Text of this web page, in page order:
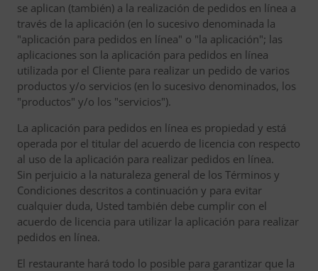
se aplican (también) a la realización de pedidos en línea a
través de la aplicación (en lo sucesivo denominada la
"aplicación para pedidos en línea" o "la aplicación"; las
aplicaciones son la aplicación para pedidos en línea
utilizada por el Cliente para realizar un pedido de varios
productos y/o servicios (en lo sucesivo denominados, los
"productos" y/o los "servicios").
La aplicación para pedidos en línea es propiedad y está
operada por el titular del acuerdo de licencia con respecto
al uso de la aplicación para realizar pedidos en línea.
Sin perjuicio a la naturaleza general de los Términos y
Condiciones descritos a continuación y para evitar
cualquier duda, Usted también debe cumplir con el
acuerdo de licencia para utilizar la aplicación para realizar
pedidos en línea.
El restaurante hará todo lo posible para garantizar que la